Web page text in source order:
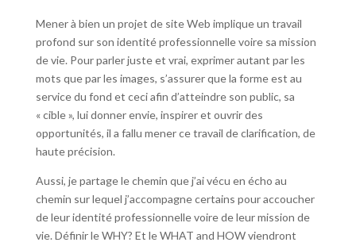
Mener à bien un projet de site Web implique un travail
profond sur son identité professionnelle voire sa mission
de vie. Pour parler juste et vrai, exprimer autant par les
mots que par les images, s’assurer que la forme est au
service du fond et ceci afin d’atteindre son public, sa
« cible », lui donner envie, inspirer et ouvrir des
opportunités, il a fallu mener ce travail de clarification, de
haute précision.
Aussi, je partage le chemin que j’ai vécu en écho au
chemin sur lequel j’accompagne certains pour accoucher
de leur identité professionnelle voire de leur mission de
vie. Définir le WHY? Et le WHAT and HOW viendront